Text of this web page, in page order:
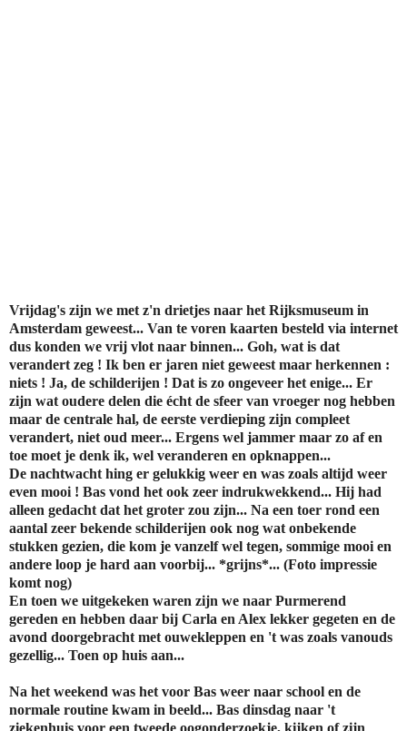
Vrijdag's zijn we met z'n drietjes naar het Rijksmuseum in
Amsterdam geweest... Van te voren kaarten besteld via internet
dus konden we vrij vlot naar binnen... Goh, wat is dat
verandert zeg ! Ik ben er jaren niet geweest maar herkennen :
niets ! Ja, de schilderijen ! Dat is zo ongeveer het enige... Er
zijn wat oudere delen die écht de sfeer van vroeger nog hebben
maar de centrale hal, de eerste verdieping zijn compleet
verandert, niet oud meer... Ergens wel jammer maar zo af en
toe moet je denk ik, wel veranderen en opknappen...
De nachtwacht hing er gelukkig weer en was zoals altijd weer
even mooi ! Bas vond het ook zeer indrukwekkend... Hij had
alleen gedacht dat het groter zou zijn... Na een toer rond een
aantal zeer bekende schilderijen ook nog wat onbekende
stukken gezien, die kom je vanzelf wel tegen, sommige mooi en
andere loop je hard aan voorbij... *grijns*... (Foto impressie
komt nog)
En toen we uitgekeken waren zijn we naar Purmerend
gereden en hebben daar bij Carla en Alex lekker gegeten en de
avond doorgebracht met ouwekleppen en 't was zoals vanouds
gezellig... Toen op huis aan...
Na het weekend was het voor Bas weer naar school en de
normale routine kwam in beeld... Bas dinsdag naar 't
ziekenhuis voor een tweede oogonderzoekje, kijken of zijn